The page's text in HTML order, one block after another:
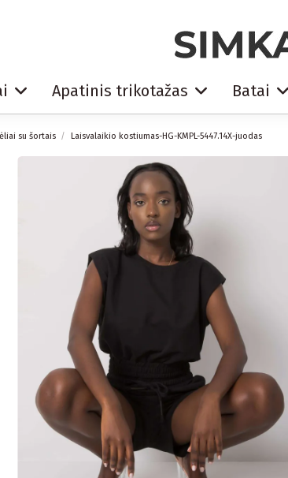
Apatinis trikotažas Batai
su šortais Laisvalaikio kostiumas-HG-KMPL-5447.14X-juodas